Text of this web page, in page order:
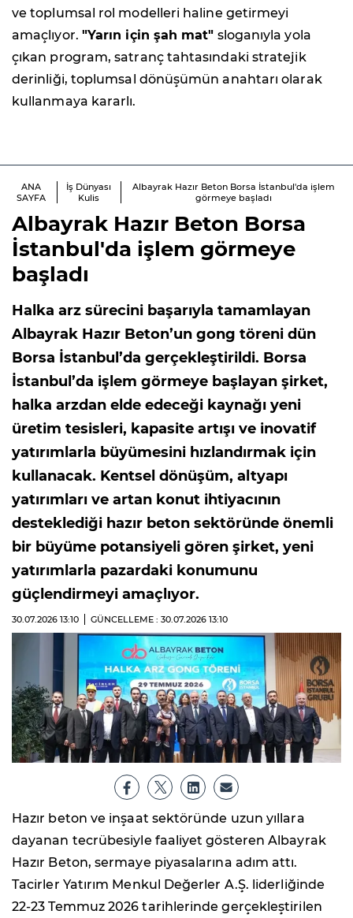
ve toplumsal rol modelleri haline getirmeyi
amaçlıyor. "Yarın için şah mat" sloganıyla yola
çıkan program, satranç tahtasındaki stratejik
derinliği, toplumsal dönüşümün anahtarı olarak
kullanmaya kararlı.
ANA
SAYFA
İş Dünyası
Kulis
Albayrak Hazır Beton Borsa İstanbul'da işlem
görmeye başladı
Albayrak Hazır Beton Borsa
İstanbul'da işlem görmeye
başladı
Halka arz sürecini başarıyla tamamlayan
Albayrak Hazır Beton’un gong töreni dün
Borsa İstanbul’da gerçekleştirildi. Borsa
İstanbul’da işlem görmeye başlayan şirket,
halka arzdan elde edeceği kaynağı yeni
üretim tesisleri, kapasite artışı ve inovatif
yatırımlarla büyümesini hızlandırmak için
kullanacak. Kentsel dönüşüm, altyapı
yatırımları ve artan konut ihtiyacının
desteklediği hazır beton sektöründe önemli
bir büyüme potansiyeli gören şirket, yeni
yatırımlarla pazardaki konumunu
güçlendirmeyi amaçlıyor.
30.07.2026 13:10 GÜNCELLEME : 30.07.2026 13:10
Hazır beton ve inşaat sektöründe uzun yıllara
dayanan tecrübesiyle faaliyet gösteren Albayrak
Hazır Beton, sermaye piyasalarına adım attı.
Tacirler Yatırım Menkul Değerler A.Ş. liderliğinde
22-23 Temmuz 2026 tarihlerinde gerçekleştirilen